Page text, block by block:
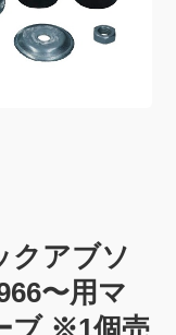
クアブソ
〜用マ